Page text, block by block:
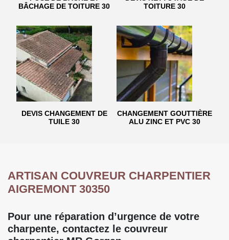
BÂCHAGE DE TOITURE 30
TOITURE 30
DEVIS CHANGEMENT DE
TUILE 30
CHANGEMENT GOUTTIÈRE
ALU ZINC ET PVC 30
ARTISAN COUVREUR CHARPENTIER
AIGREMONT 30350
Pour une réparation d’urgence de votre
charpente, contactez le couvreur